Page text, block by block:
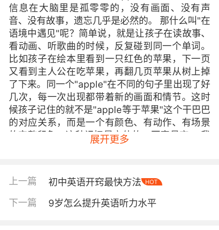
信息在大脑里是孤零零的，没有画面、没有声
音、没有故事，遗忘几乎是必然的。 那什么叫"在
语境中遇见"呢？简单说，就是让孩子在读故事、
看动画、听歌曲的时候，反复碰到同一个单词。
比如孩子在绘本里看到一只红色的苹果，下一页
又看到主人公在吃苹果，再翻几页苹果从树上掉
了下来。同一个"apple"在不同的句子里出现了好
几次，每一次出现都带着新的画面和情节。这时
候孩子记住的就不是"apple等于苹果"这个干巴巴
的对应关系，而是一个有颜色、有动作、有场景
的完整印象。这种记忆是立体的，不容易忘。 我
教过一个三年级的孩子，他对"enormous"这个词
了一本讲恐龙的英文绘本，里面反复出
现"enormous teeth"“enormous body”
“enormous appetite”。他读得津津有味，一个周
末就把这个词用得滚瓜烂熟，还跟他妈妈说"妈妈
展开更多
上一篇 初中英语开窍最快方法 HOT
下一篇 9岁怎么提升英语听力水平